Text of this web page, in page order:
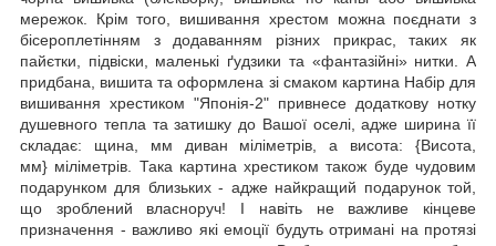
мережок. Крім того, вишивання хрестом можна поєднати з
бісероплетінням з додаванням різних прикрас, таких як
пайєтки, підвіски, маленькі ґудзики та «фантазійні» нитки. А
придбана, вишита та оформлена зі смаком картина Набір для
вишивання хрестиком "Японія-2" привнесе додаткову нотку
душевного тепла та затишку до Вашої оселі, адже ширина її
складає: щина, мм диван міліметрів, а висота: {Висота,
мм} міліметрів. Така картина хрестиком також буде чудовим
подарунком для близьких - адже найкращий подарунок той,
що зроблений власноруч! І навіть не важливе кінцеве
призначення - важливо які емоції будуть отримані на протязі